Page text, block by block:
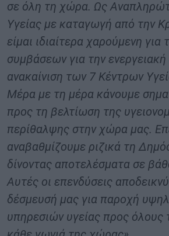
σε όλη τη χώρα. Ως
Υγείας με καταγωγή από την
είμαι ιδιαίτερα χαρούμενη
συμβάσεων για την
ανακαίνιση των 7 Κέντρων
Μέρα με τη μέρα κάνουμε
προς τη βελτίωση της
περίθαλψης στην χώρα μας.
αναβαθμίζουμε ριζικά τη
δίνοντας αποτελέσματα σε
Αυτές οι επενδύσεις
δέσμευσή μας για παροχή
υπηρεσιών υγείας προς όλους